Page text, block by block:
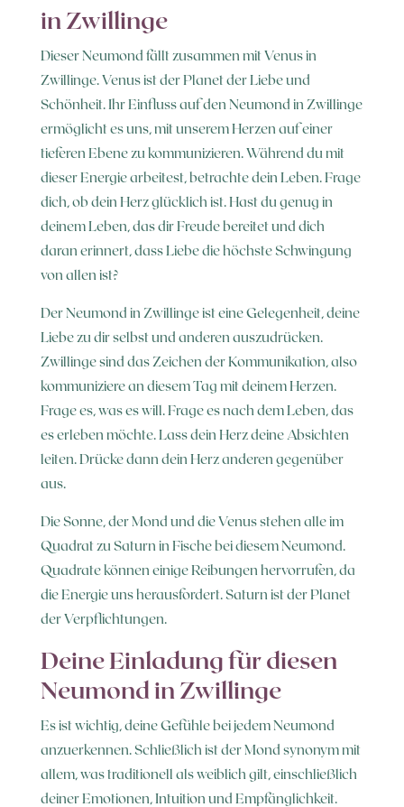
in Zwillinge
Dieser Neumond fällt zusammen mit Venus in
Zwillinge. Venus ist der Planet der Liebe und
Schönheit. Ihr Einfluss auf den Neumond in Zwillinge
ermöglicht es uns, mit unserem Herzen auf einer
tieferen Ebene zu kommunizieren. Während du mit
dieser Energie arbeitest, betrachte dein Leben. Frage
dich, ob dein Herz glücklich ist. Hast du genug in
deinem Leben, das dir Freude bereitet und dich
daran erinnert, dass Liebe die höchste Schwingung
von allen ist?
Der Neumond in Zwillinge ist eine Gelegenheit, deine
Liebe zu dir selbst und anderen auszudrücken.
Zwillinge sind das Zeichen der Kommunikation, also
kommuniziere an diesem Tag mit deinem Herzen.
Frage es, was es will. Frage es nach dem Leben, das
es erleben möchte. Lass dein Herz deine Absichten
leiten. Drücke dann dein Herz anderen gegenüber
aus.
Die Sonne, der Mond und die Venus stehen alle im
Quadrat zu Saturn in Fische bei diesem Neumond.
Quadrate können einige Reibungen hervorrufen, da
die Energie uns herausfordert. Saturn ist der Planet
der Verpflichtungen.
Deine Einladung für diesen
Neumond in Zwillinge
Es ist wichtig, deine Gefühle bei jedem Neumond
anzuerkennen. Schließlich ist der Mond synonym mit
allem, was traditionell als weiblich gilt, einschließlich
deiner Emotionen, Intuition und Empfänglichkeit.